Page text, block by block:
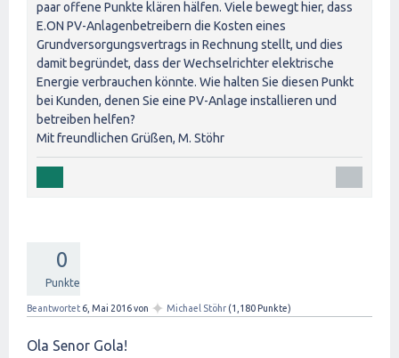
paar offene Punkte klären hälfen. Viele bewegt hier, dass
E.ON PV-Anlagenbetreibern die Kosten eines
Grundversorgungsvertrags in Rechnung stellt, und dies
damit begründet, dass der Wechselrichter elektrische
Energie verbrauchen könnte. Wie halten Sie diesen Punkt
bei Kunden, denen Sie eine PV-Anlage installieren und
betreiben helfen?
Mit freundlichen Grüßen, M. Stöhr
0
Punkte
Beantwortet 6, Mai 2016von ✦ Michael Stöhr (1,180 Punkte)
Ola Senor Gola!